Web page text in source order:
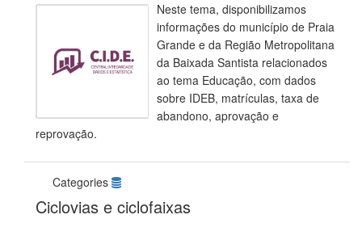
Neste tema, disponibilizamos
informações do município de Praia
Grande e da Região Metropolitana
da Baixada Santista relacionados
ao tema Educação, com dados
sobre IDEB, matrículas, taxa de
abandono, aprovação e
reprovação.
Categories
Ciclovias e ciclofaixas